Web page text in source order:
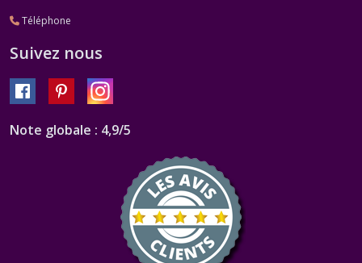
Téléphone
Suivez nous
Note globale : 4,9/5